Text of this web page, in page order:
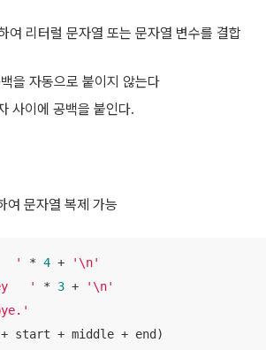
여 리터럴 문자열 또는 문자열 변수를 결합
을 자동으로 붙이지 않는다
사이에 공백을 붙인다.
여 문자열 복제 가능
' * 4 +
'\n'
' * 3 +
'\n'
start + middle + end)